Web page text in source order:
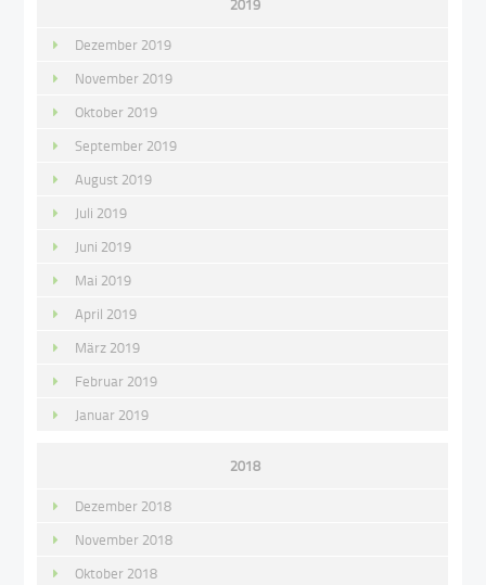
2019
Dezember 2019
November 2019
Oktober 2019
September 2019
August 2019
Juli 2019
Juni 2019
Mai 2019
April 2019
März 2019
Februar 2019
Januar 2019
2018
Dezember 2018
November 2018
Oktober 2018